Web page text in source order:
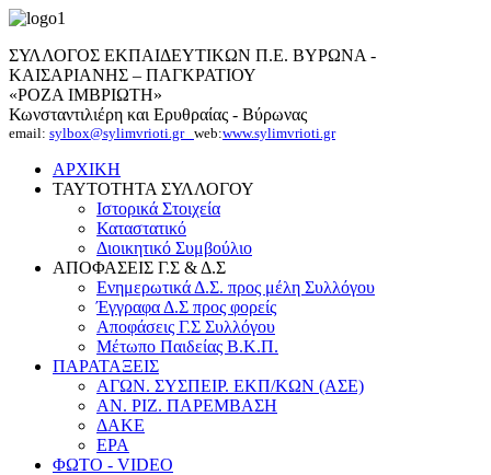
ΣΥΛΛΟΓΟΣ ΕΚΠΑΙΔΕΥΤΙΚΩΝ Π.Ε. ΒΥΡΩΝΑ -
ΚΑΙΣΑΡΙΑΝΗΣ – ΠΑΓΚΡΑΤΙΟΥ
«ΡΟΖΑ ΙΜΒΡΙΩΤΗ»
Κωνσταντιλιέρη και Ερυθραίας - Βύρωνας
email: sylbox@sylimvrioti.gr web:www.sylimvrioti.gr
ΑΡΧΙΚΗ
ΤΑΥΤΟΤΗΤΑ ΣΥΛΛΟΓΟΥ
Ιστορικά Στοιχεία
Καταστατικό
Διοικητικό Συμβούλιο
ΑΠΟΦΑΣΕΙΣ Γ.Σ & Δ.Σ
Ενημερωτικά Δ.Σ. προς μέλη Συλλόγου
Έγγραφα Δ.Σ προς φορείς
Αποφάσεις Γ.Σ Συλλόγου
Μέτωπο Παιδείας Β.Κ.Π.
ΠΑΡΑΤΑΞΕΙΣ
ΑΓΩΝ. ΣΥΣΠΕΙΡ. ΕΚΠ/ΚΩΝ (ΑΣΕ)
ΑΝ. ΡΙΖ. ΠΑΡΕΜΒΑΣΗ
ΔΑΚΕ
ΕΡΑ
ΦΩΤΟ - VIDEO